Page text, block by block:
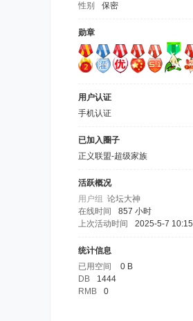
性别 保密
勋章
用户认证
手机认证
已加入圈子
正义联盟-超级家族
活跃概况
用户组 论坛大神
在线时间
857 小时
上次活动时间
2025-5-7 10:15
统计信息
已用空间
0 B
DB
1444
RMB
0